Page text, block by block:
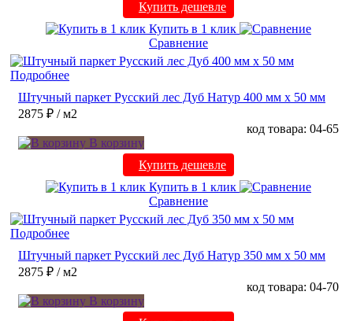
Купить дешевле
Купить в 1 клик
Сравнение
Подробнее
Штучный паркет Русский лес Дуб Натур 400 мм х 50 мм
2875 ₽ / м2
код товара: 04-65
В корзину
Купить дешевле
Купить в 1 клик
Сравнение
Подробнее
Штучный паркет Русский лес Дуб Натур 350 мм х 50 мм
2875 ₽ / м2
код товара: 04-70
В корзину